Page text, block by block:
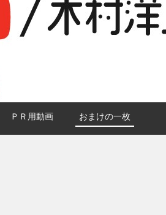
ＰＲ用動画 おまけの一枚